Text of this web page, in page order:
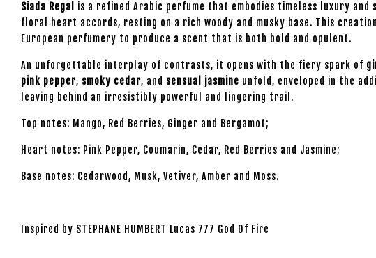
Siada Regal is a refined Arabic perfume that embodies timeless luxury and
floral heart accords, resting on a rich woody and musky base. This
European perfumery to produce a scent that is both bold and opulent.
An unforgettable interplay of contrasts, it opens with the fiery spark of
pink pepper, smoky cedar, and sensual jasmine unfold, enveloped in the
leaving behind an irresistibly powerful and lingering trail.
Top notes: Mango, Red Berries, Ginger and Bergamot;
Heart notes: Pink Pepper, Coumarin, Cedar, Red Berries and Jasmine;
Base notes: Cedarwood, Musk, Vetiver, Amber and Moss.
Inspired by STEPHANE HUMBERT Lucas 777 God Of Fire